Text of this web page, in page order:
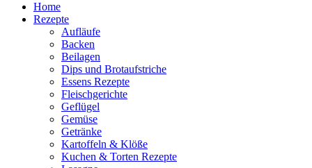
Home
Rezepte
Aufläufe
Backen
Beilagen
Dips und Brotaufstriche
Essens Rezepte
Fleischgerichte
Geflügel
Gemüse
Getränke
Kartoffeln & Klöße
Kuchen & Torten Rezepte